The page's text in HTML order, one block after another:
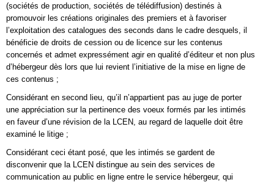
(sociétés de production, sociétés de télédiffusion) destinés à
promouvoir les créations originales des premiers et à favoriser
l’exploitation des catalogues des seconds dans le cadre desquels, il
bénéficie de droits de cession ou de licence sur les contenus
concernés et admet expressément agir en qualité d’éditeur et non plus
d’hébergeur dès lors que lui revient l’initiative de la mise en ligne de
ces contenus ;
Considérant en second lieu, qu’il n’appartient pas au juge de porter
une appréciation sur la pertinence des voeux formés par les intimés
en faveur d’une révision de la LCEN, au regard de laquelle doit être
examiné le litige ;
Considérant ceci étant posé, que les intimés se gardent de
disconvenir que la LCEN distingue au sein des services de
communication au public en ligne entre le service hébergeur, qui